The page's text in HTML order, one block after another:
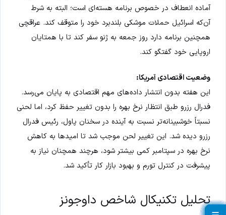
آماده انعطاف در خصوص برنامه هسته‌ای است؛ البته به شرط
آن‌که اسرائیل حملات موشکی بلندبرد خود را متوقف کند. عراقچی
همچنین برنامه دارد روز جمعه به ژنو سفر کند تا با همتایان
اروپایی خود گفتگو کند.
وضعیت اقتصادی آمریکا:
این هفته بدون انتشار داده‌های مهم اقتصادی به پایان می‌رسد.
فدرال رزرو طبق انتظار نرخ بهره را بدون تغییر حفظ کرد، اما لحنی
نسبتاً خوشبینانه‌تر نسبت به آینده در سخنان پاول، رئیس فدرال
رزرو دیده شد. این تغییر لحن موجب شد تا امیدها به کاهش
نرخ بهره در سپتامبر کمی بیشتر شود، هرچند همچنان نیاز به
پیشرفت در کنترل تورم و بهبود بازار کار تأکید شد.
تحلیل تکنیکال شاخص داوجونز